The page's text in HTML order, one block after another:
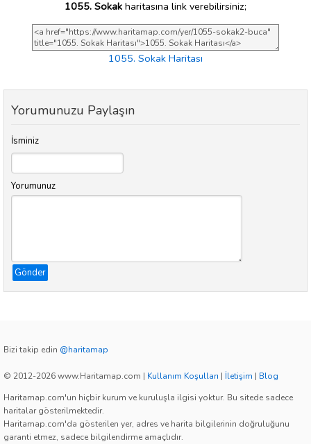
1055. Sokak haritasına link verebilirsiniz;
1055. Sokak Haritası
Yorumunuzu Paylaşın
İsminiz
Yorumunuz
Gönder
Bizi takip edin @haritamap
© 2012-2026 www.Haritamap.com | Kullanım Koşulları | İletişim | Blog
Haritamap.com'un hiçbir kurum ve kuruluşla ilgisi yoktur. Bu sitede sadece
haritalar gösterilmektedir.
Haritamap.com'da gösterilen yer, adres ve harita bilgilerinin doğruluğunu
garanti etmez, sadece bilgilendirme amaçlıdır.